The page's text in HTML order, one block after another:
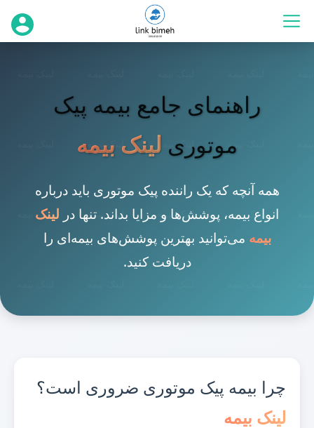
راهنمای جامع بیمه پیک
موتوری لینک بیمه
همه آنچه که یک راننده پیک موتوری باید درباره
انواع بیمه، پوشش‌ها و مزایا بداند. تنها در لینک
بیمه می‌توانید بهترین پوشش‌های بیمه‌ای را
دریافت کنید.
چرا بیمه پیک موتوری ضروری است؟
لینک بیمه